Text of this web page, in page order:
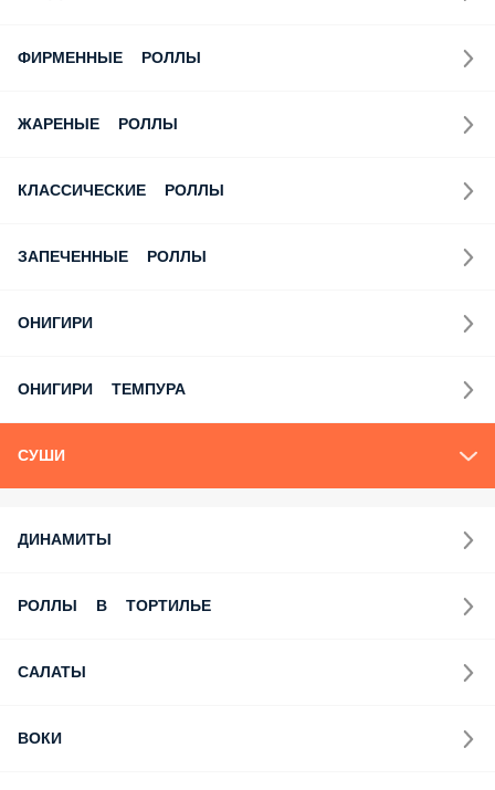
ФИРМЕННЫЕ РОЛЛЫ
ЖАРЕНЫЕ РОЛЛЫ
КЛАССИЧЕСКИЕ РОЛЛЫ
ЗАПЕЧЕННЫЕ РОЛЛЫ
ОНИГИРИ
ОНИГИРИ ТЕМПУРА
СУШИ
ДИНАМИТЫ
РОЛЛЫ В ТОРТИЛЬЕ
САЛАТЫ
ВОКИ